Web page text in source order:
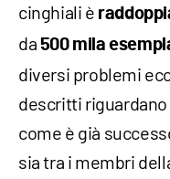
cinghiali è
da 500 mila
diversi problemi
descritti
come è già
sia tra i membri